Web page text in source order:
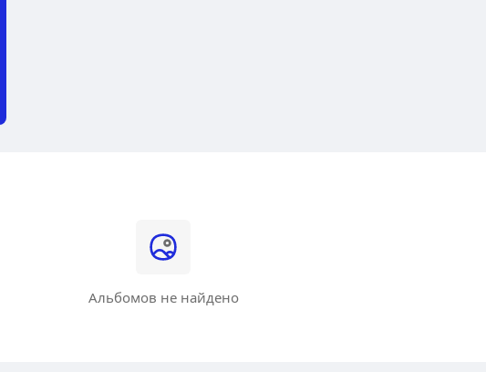
Альбомов не найдено